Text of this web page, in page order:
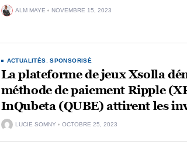
ALM MAYE NOVEMBRE 15, 2023
ACTUALITÉS ,SPONSORISÉ
La plateforme de jeux Xsolla
méthode de paiement Ripple
InQubeta (QUBE) attirent les
LUCIE SOMNY OCTOBRE 25, 2023